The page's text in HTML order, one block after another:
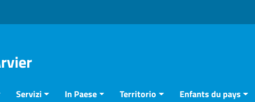
Servizi In Paese Territorio Enfants du pays